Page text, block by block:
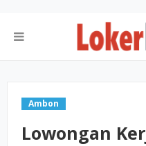
Ambon
Lowongan